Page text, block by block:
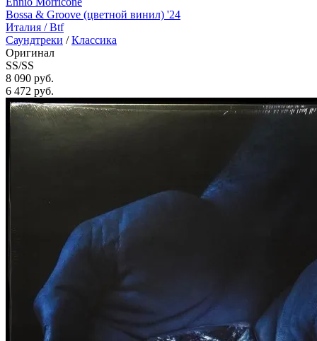
Bossa & Groove (цветной винил) '24
Италия /Btf
Саундтреки /Классика
Оригинал
SS/SS
8 090 руб.
6 472 руб.